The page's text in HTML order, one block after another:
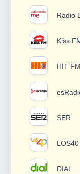
Radio
Kiss
HIT FM
SER
LOS40
DIAL